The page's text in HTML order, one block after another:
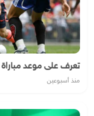
تعرف على موعد مباراة
منذ أسبوعين